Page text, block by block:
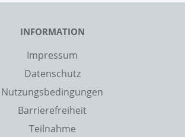
INFORMATION
Impressum
Datenschutz
Nutzungsbedingungen
Barrierefreiheit
Teilnahme